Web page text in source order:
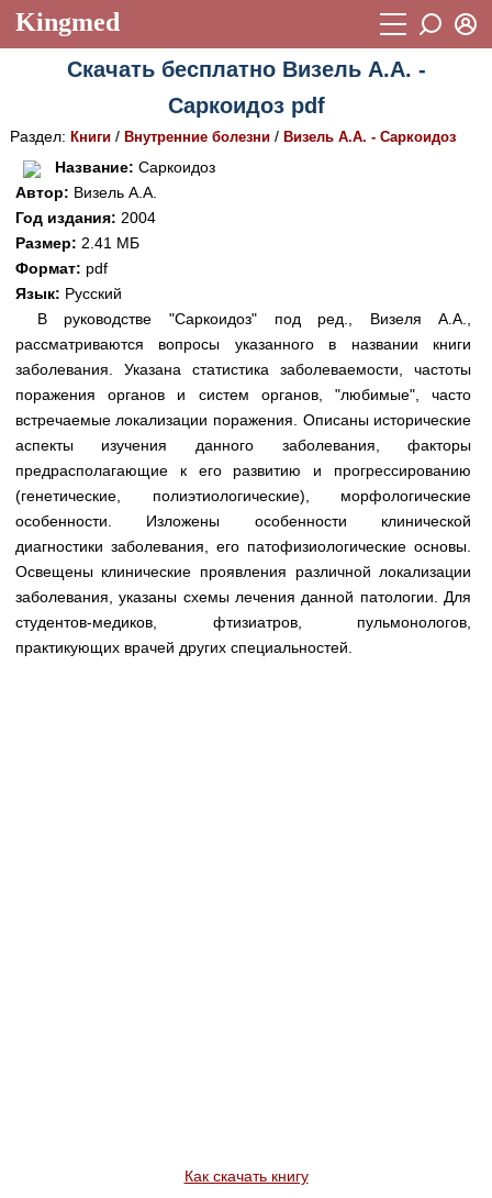
Kingmed
Учебный материал
Фотогалерея (1906)
Истории болезней
Лекции и презентации
Аккредитационные тесты
Методические рекомендации 1050
Научно-популярное
Статьи
Медицинская стандартизация
Нормативы экстренной и неотложной помощи
Нормы лабораторных и инструментальных
исследований
Обратная связь
Пароль
Восстановить пароль
Регистрация
Скачать бесплатно Визель А.А. -
Саркоидоз pdf
Раздел: Книги/ Внутренние болезни/ Визель А.А. - Саркоидоз
Название: Саркоидоз
Автор: Визель А.А.
Год издания: 2004
Размер: 2.41 МБ
Формат: pdf
Язык: Русский
В руководстве "Саркоидоз" под ред., Визеля А.А.,
рассматриваются вопросы указанного в названии книги
заболевания. Указана статистика заболеваемости, частоты
поражения органов и систем органов, "любимые", часто
встречаемые локализации поражения. Описаны исторические
аспекты изучения данного заболевания, факторы
предрасполагающие к его развитию и прогрессированию
(генетические, полиэтиологические), морфологические
особенности. Изложены особенности клинической
диагностики заболевания, его патофизиологические основы.
Освещены клинические проявления различной локализации
заболевания, указаны схемы лечения данной патологии. Для
студентов-медиков, фтизиатров, пульмонологов,
практикующих врачей других специальностей.
Как скачать книгу